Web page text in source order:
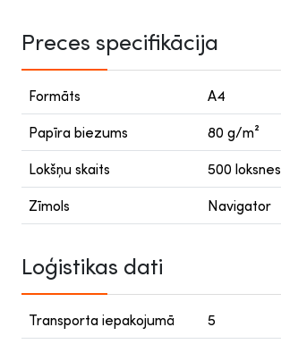
Preces specifikācija
Formāts A4
Papīra biezums 80 g/m²
Lokšņu skaits 500 loksnes
Zīmols Navigator
Loģistikas dati
Transporta iepakojumā 5